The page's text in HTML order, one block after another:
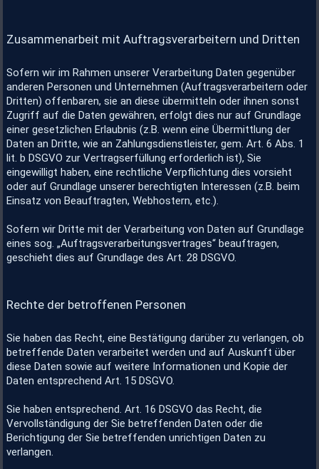
Zusammenarbeit mit Auftragsverarbeitern und Dritten
Sofern wir im Rahmen unserer Verarbeitung Daten gegenüber
anderen Personen und Unternehmen (Auftragsverarbeitern oder
Dritten) offenbaren, sie an diese übermitteln oder ihnen sonst
Zugriff auf die Daten gewähren, erfolgt dies nur auf Grundlage
einer gesetzlichen Erlaubnis (z.B. wenn eine Übermittlung der
Daten an Dritte, wie an Zahlungsdienstleister, gem. Art. 6 Abs. 1
lit. b DSGVO zur Vertragserfüllung erforderlich ist), Sie
eingewilligt haben, eine rechtliche Verpflichtung dies vorsieht
oder auf Grundlage unserer berechtigten Interessen (z.B. beim
Einsatz von Beauftragten, Webhostern, etc.).
Sofern wir Dritte mit der Verarbeitung von Daten auf Grundlage
eines sog. „Auftragsverarbeitungsvertrages“ beauftragen,
geschieht dies auf Grundlage des Art. 28 DSGVO.
Rechte der betroffenen Personen
Sie haben das Recht, eine Bestätigung darüber zu verlangen, ob
betreffende Daten verarbeitet werden und auf Auskunft über
diese Daten sowie auf weitere Informationen und Kopie der
Daten entsprechend Art. 15 DSGVO.
Sie haben entsprechend. Art. 16 DSGVO das Recht, die
Vervollständigung der Sie betreffenden Daten oder die
Berichtigung der Sie betreffenden unrichtigen Daten zu
verlangen.